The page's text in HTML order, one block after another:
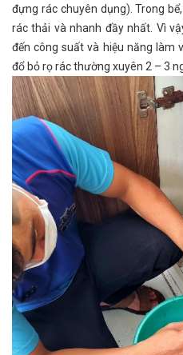
đựng rác chuyên dụng).Trong
rác thải và nhanh đầy nhất. Vì
đến công suất và hiệu năng làm
đổ bỏ rọ rác thường xuyên 2 – 3